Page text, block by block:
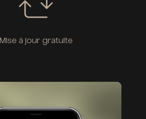
Mise à jour gratuite